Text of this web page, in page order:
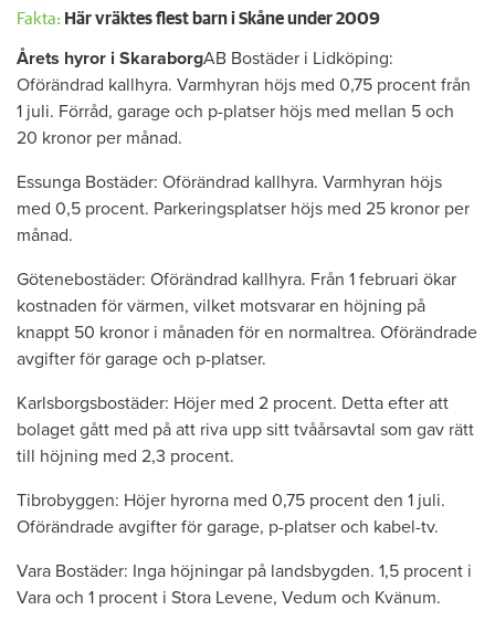
Fakta: Här vräktes flest barn i Skåne under 2009
Årets hyror i SkaraborgAB Bostäder i Lidköping:
Oförändrad kallhyra. Varmhyran höjs med 0,75 procent från
1 juli. Förråd, garage och p-platser höjs med mellan 5 och
20 kronor per månad.
Essunga Bostäder: Oförändrad kallhyra. Varmhyran höjs
med 0,5 procent. Parkeringsplatser höjs med 25 kronor per
månad.
Götenebostäder: Oförändrad kallhyra. Från 1 februari ökar
kostnaden för värmen, vilket motsvarar en höjning på
knappt 50 kronor i månaden för en normaltrea. Oförändrade
avgifter för garage och p-platser.
Karlsborgsbostäder: Höjer med 2 procent. Detta efter att
bolaget gått med på att riva upp sitt tvåårsavtal som gav rätt
till höjning med 2,3 procent.
Tibrobyggen: Höjer hyrorna med 0,75 procent den 1 juli.
Oförändrade avgifter för garage, p-platser och kabel-tv.
Vara Bostäder: Inga höjningar på landsbygden. 1,5 procent i
Vara och 1 procent i Stora Levene, Vedum och Kvänum.